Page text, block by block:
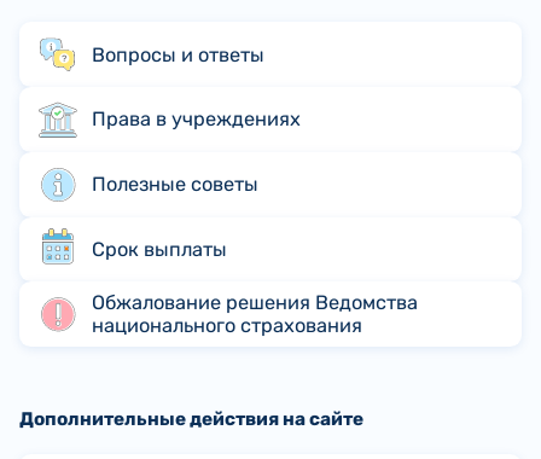
Вопросы и ответы
Права в учреждениях
Полезные советы
Срок выплаты
Обжалование решения Ведомства
национального страхования
Дополнительные действия на сайте